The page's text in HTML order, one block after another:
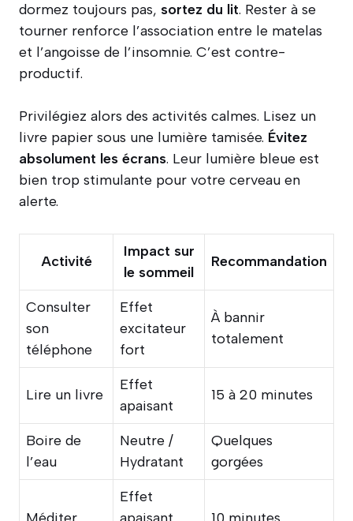
dormez toujours pas, sortez du lit. Rester à se
tourner renforce l’association entre le matelas
et l’angoisse de l’insomnie. C’est contre-
productif.
Privilégiez alors des activités calmes. Lisez un
livre papier sous une lumière tamisée. Évitez
absolument les écrans. Leur lumière bleue est
bien trop stimulante pour votre cerveau en
alerte.
Activité
Impact sur
le sommeil
Recommandation
Consulter
son
téléphone
Effet
excitateur
fort
À bannir
totalement
Lire un livre
Effet
apaisant
15 à 20 minutes
Boire de
l’eau
Neutre /
Hydratant
Quelques
gorgées
Effet